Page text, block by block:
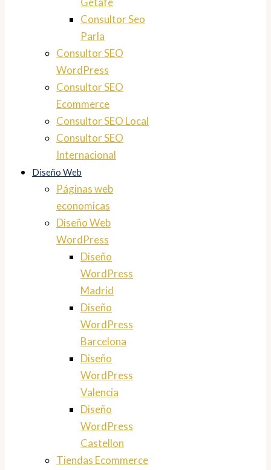
Consultor Seo
Parla
Consultor SEO
WordPress
Consultor SEO
Ecommerce
Consultor SEO Local
Consultor SEO
Internacional
Diseño Web
Páginas web
economicas
Diseño Web
WordPress
Diseño
WordPress
Madrid
Diseño
WordPress
Barcelona
Diseño
WordPress
Valencia
Diseño
WordPress
Castellon
Tiendas Ecommerce